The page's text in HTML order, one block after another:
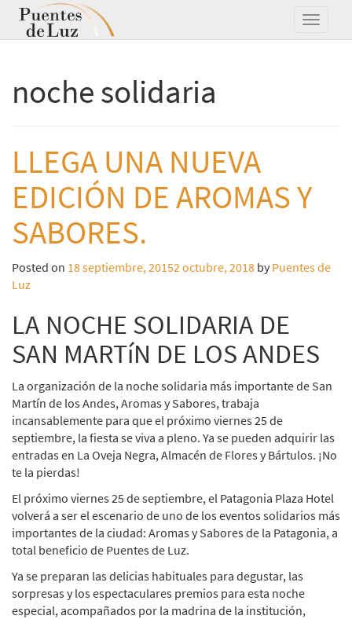
noche solidaria
LLEGA UNA NUEVA
EDICIÓN DE AROMAS Y
SABORES.
Posted on 18 septiembre, 20152 octubre, 2018 by Puentes de
Luz
LA NOCHE SOLIDARIA DE
SAN MARTíN DE LOS ANDES
La organización de la noche solidaria más importante de San
Martín de los Andes, Aromas y Sabores, trabaja
incansablemente para que el próximo viernes 25 de
septiembre, la fiesta se viva a pleno. Ya se pueden adquirir las
entradas en La Oveja Negra, Almacén de Flores y Bártulos. ¡No
te la pierdas!
El próximo viernes 25 de septiembre, el Patagonia Plaza Hotel
volverá a ser el escenario de uno de los eventos solidarios más
importantes de la ciudad: Aromas y Sabores de la Patagonia, a
total beneficio de Puentes de Luz.
Ya se preparan las delicias habituales para degustar, las
sorpresas y los espectaculares premios para esta noche
especial, acompañados por la madrina de la institución,